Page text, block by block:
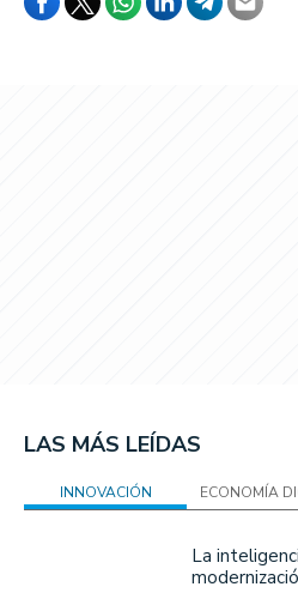
LAS MÁS LEÍDAS
INNOVACIÓN ECONOMÍA
La